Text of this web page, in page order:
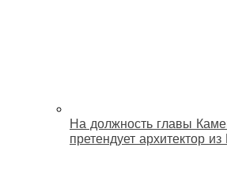
На должность главы
претендует архитектор